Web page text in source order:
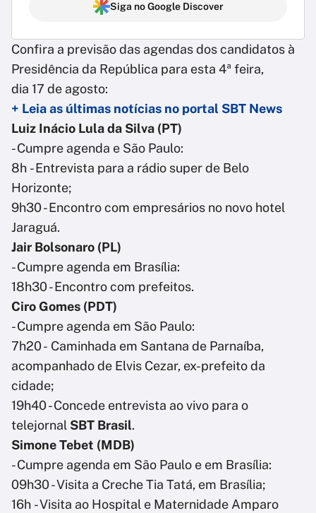
Siga no Google Discover
Confira a previsão das agendas dos candidatos à
Presidência da República para esta 4ª feira,
dia 17 de agosto:
+ Leia as últimas notícias no portal SBT News
Luiz Inácio Lula da Silva (PT)
- Cumpre agenda e São Paulo:
8h - Entrevista para a rádio super de Belo
Horizonte;
9h30 - Encontro com empresários no novo hotel
Jaraguá.
Jair Bolsonaro (PL)
- Cumpre agenda em Brasília:
18h30 - Encontro com prefeitos.
Ciro Gomes (PDT)
- Cumpre agenda em São Paulo:
7h20 - Caminhada em Santana de Parnaíba,
acompanhado de Elvis Cezar, ex-prefeito da
cidade;
19h40 - Concede entrevista ao vivo para o
telejornal SBT Brasil.
Simone Tebet (MDB)
- Cumpre agenda em São Paulo e em Brasília:
09h30 - Visita a Creche Tia Tatá, em Brasília;
16h - Visita ao Hospital e Maternidade Amparo